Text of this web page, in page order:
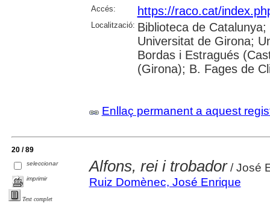
Accés: https://raco.cat/
Localització: Biblioteca de
Universitat de Girona;
Bordas i Estragués
(Girona); B. Fages de
Enllaç permanent a aquest
20 / 89
seleccionar
imprimir
Text complet
Alfons, rei i trobador/ José
Ruiz Domènec, José Enrique